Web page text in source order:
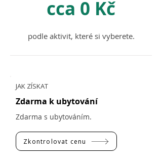
cca 0 Kč
podle aktivit, které si vyberete.
JAK ZÍSKAT
Zdarma k ubytování
Zdarma s ubytováním.
Zkontrolovat cenu